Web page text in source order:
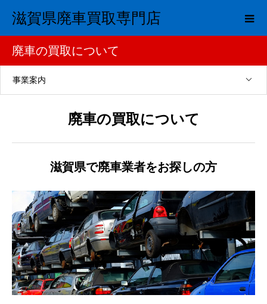
滋賀県廃車買取専門店
廃車の買取について
事業案内
廃車の買取について
滋賀県で廃車業者をお探しの方